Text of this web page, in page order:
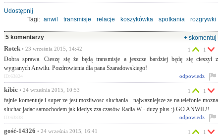
Udostępnij
Tagi: anwil transmisje relacje koszykówka spotkania
rozgrywki
szaradowski
5 komentarzy
+ skomentuj
Rotek • 23 września 2015, 14:42
Dobra sprawa. Cieszę się że będą transmisje a jeszcze bardziej będę się cieszył z
wygranych Anwilu. Pozdrowienia dla pana Szaradowskiego!
1 1
odpowiedz
ID:63824
kibic • 24 września 2015, 10:53
fajnie komentuje i super ze jest mozliwosc sluchania - najwazniejsze ze na telefonie mozna
sluchac jadac samochodem jak kiedys zza czasów Radia W - duzy plus :) GO ANWIL!!
1 1
odpowiedz
ID:63838
gość-14326 • 24 września 2015, 16:41 1 1